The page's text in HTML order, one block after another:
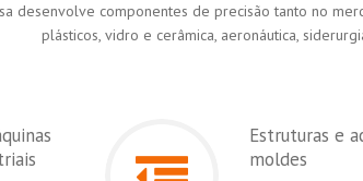
desenvolve componentes de precisão tanto no
plásticos, vidro e cerâmica, aeronáutica,
Estruturas e
moldes